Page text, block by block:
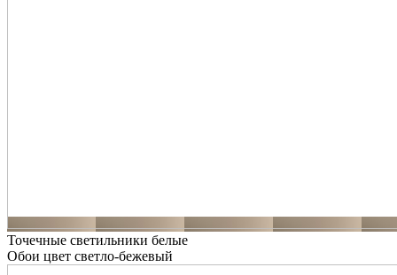
Точечные светильники белые
Обои цвет светло-бежевый